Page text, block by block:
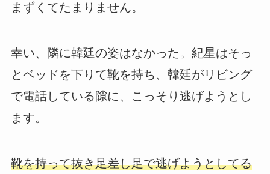
まずくてたまりません。
幸い、隣に韓廷の姿はなかった。紀星はそっ
とベッドを下りて靴を持ち、韓廷がリビング
で電話している隙に、こっそり逃げようとし
ます。
靴を持って抜き足差し足で逃げようとしてる